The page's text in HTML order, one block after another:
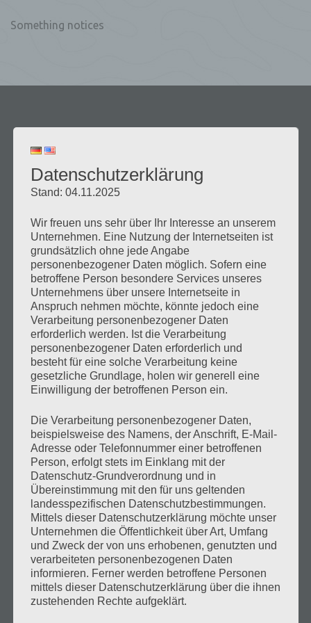
Something notices
Über uns
Startseite
Haus Julia
Ischgl im Sommer
Gallerie
Blog
Kontakt
Information
Gästehaus Julia • Fam. Zangerl
Datenschutzerklärung
Stand: 04.11.2025
Wir freuen uns sehr über Ihr Interesse an unserem
Unternehmen. Eine Nutzung der Internetseiten ist
grundsätzlich ohne jede Angabe
personenbezogener Daten möglich. Sofern eine
betroffene Person besondere Services unseres
Unternehmens über unsere Internetseite in
Anspruch nehmen möchte, könnte jedoch eine
Verarbeitung personenbezogener Daten
erforderlich werden. Ist die Verarbeitung
personenbezogener Daten erforderlich und
besteht für eine solche Verarbeitung keine
gesetzliche Grundlage, holen wir generell eine
Einwilligung der betroffenen Person ein.
Die Verarbeitung personenbezogener Daten,
beispielsweise des Namens, der Anschrift, E-Mail-
Adresse oder Telefonnummer einer betroffenen
Person, erfolgt stets im Einklang mit der
Datenschutz-Grundverordnung und in
Übereinstimmung mit den für uns geltenden
landesspezifischen Datenschutzbestimmungen.
Mittels dieser Datenschutzerklärung möchte unser
Unternehmen die Öffentlichkeit über Art, Umfang
und Zweck der von uns erhobenen, genutzten und
verarbeiteten personenbezogenen Daten
informieren. Ferner werden betroffene Personen
mittels dieser Datenschutzerklärung über die ihnen
zustehenden Rechte aufgeklärt.